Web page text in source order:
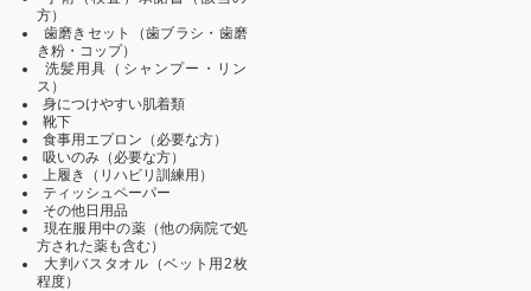
方）
歯磨きセット（歯ブラシ・歯磨
き粉・コップ）
洗髪用具（シャンプー・リン
ス）
身につけやすい肌着類
靴下
食事用エプロン（必要な方）
吸いのみ（必要な方）
上履き（リハビリ訓練用）
ティッシュペーパー
その他日用品
現在服用中の薬（他の病院で処
方された薬も含む）
大判バスタオル（ベット用2枚
程度）